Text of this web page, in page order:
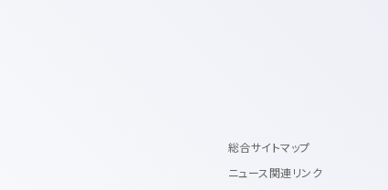
総合サイトマップ
ニュース関連リンク